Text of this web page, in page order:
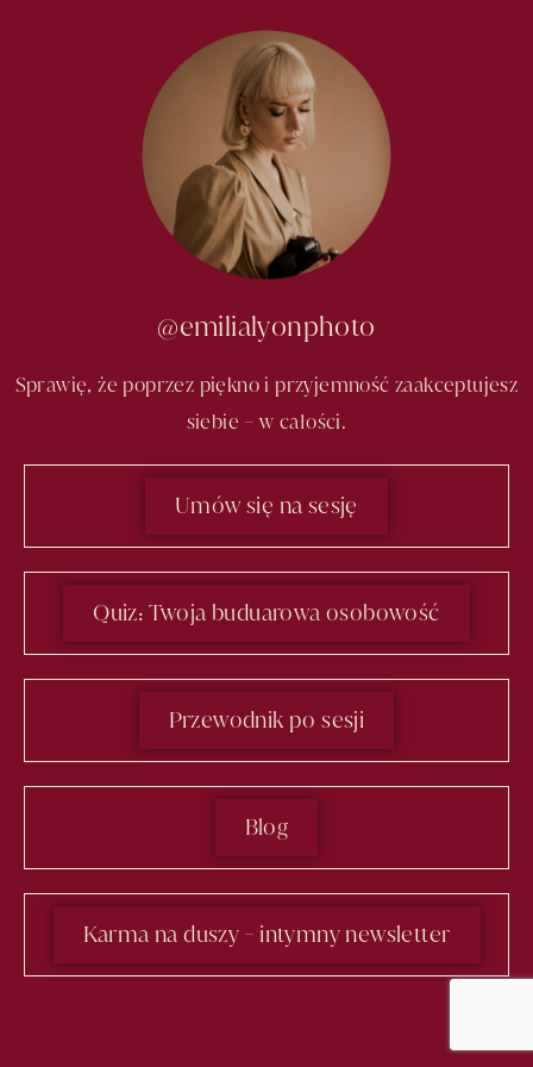
@emilialyonphoto
Sprawię, że poprzez piękno i przyjemność zaakceptujesz
siebie – w całości.
Umów się na sesję
Quiz: Twoja buduarowa osobowość
Przewodnik po sesji
Blog
Karma na duszy - intymny newsletter